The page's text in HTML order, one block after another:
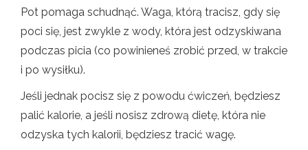
Pot pomaga schudnąć. Waga, którą tracisz, gdy się
poci się, jest zwykle z wody, która jest odzyskiwana
podczas picia (co powinieneś zrobić przed, w trakcie
i po wysiłku).
Jeśli jednak pocisz się z powodu ćwiczeń, będziesz
palić kalorie, a jeśli nosisz zdrową dietę, która nie
odzyska tych kalorii, będziesz tracić wagę.